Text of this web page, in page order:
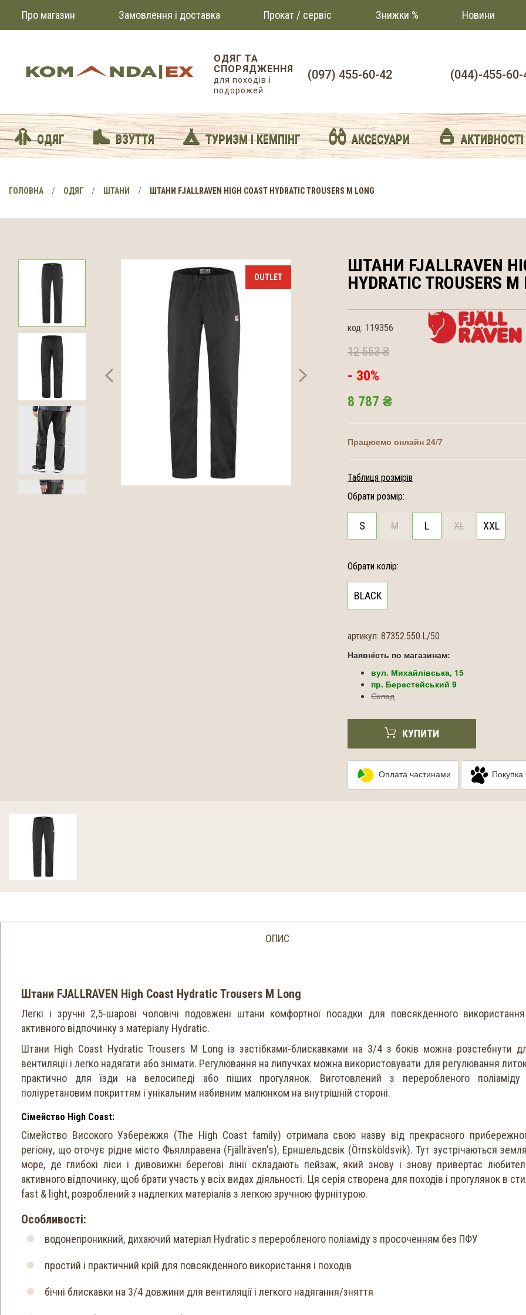
Про магазин Замовлення і доставка Прокат / сервіс Знижки % Новини
ОДЯГ ТА
СПОРЯДЖЕННЯ
для походів і
подорожей
(097) 455-60-42 (044)-455-60-
ОДЯГ ВЗУТТЯ ТУРИЗМ І КЕМПІНГ АКСЕСУАРИ АКТИВНОСТІ
ГОЛОВНА ОДЯГ ШТАНИ ШТАНИ FJALLRAVEN HIGH COAST HYDRATIC TROUSERS M LONG
ШТАНИ FJALLRAVEN
HYDRATIC TROUSERS M
код: 119356
12 553 ₴
- 30%
8 787 ₴
Працюємо онлайн 24/7
Таблиця розмірів
Обрати розмір:
S M L XL XXL
Обрати колір:
BLACK
артикул: 87352.550.L/50
Наявність по магазинам:
вул. Михайлівська, 15
пр. Берестейський 9
Склад
КУПИТИ
Оплата частинами
ОПИС
Штани FJALLRAVEN High Coast Hydratic Trousers M Long
Легкі і зручні 2,5-шарові чоловічі подовжені штани комфортної посадки для повсякденного
активного відпочинку з матеріалу Hydratic.
Штани High Coast Hydratic Trousers M Long із застібками-блискавками на 3/4 з боків можна розстебнути
вентиляції і легко надягати або знімати. Регулювання на липучках можна використовувати для регулювання
практично для їзди на велосипеді або піших прогулянок. Виготовлений з переробленого
поліуретановим покриттям і унікальним набивним малюнком на внутрішній стороні.
Сімейство High Coast:
Сімейство Високого Узбережжя (The High Coast family) отримала свою назву від прекрасного
регіону, що оточує рідне місто Фьяллравена (Fjällräven's), Ерншельдсвік (Örnsköldsvik). Тут зустрічаються
море, де глибокі ліси і дивовижні берегові лінії складають пейзаж, який знову і знову привертає
активного відпочинку, щоб брати участь у всіх видах діяльності. Ця серія створена для походів і прогулянок в
fast & light, розроблений з надлегких матеріалів з легкою зручною фурнітурою.
Особливості:
водонепроникний, дихаючий матеріал Hydratic з переробленого поліаміду з просоченням без ПФУ
простий і практичний крій для повсякденного використання і походів
бічні блискавки на 3/4 довжини для вентиляції і легкого надягання/зняття